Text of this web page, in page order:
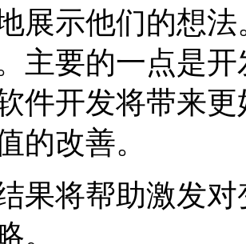
展示他们的想
主要的一点是
件开发将带来
的改善。
果将帮助激发
。